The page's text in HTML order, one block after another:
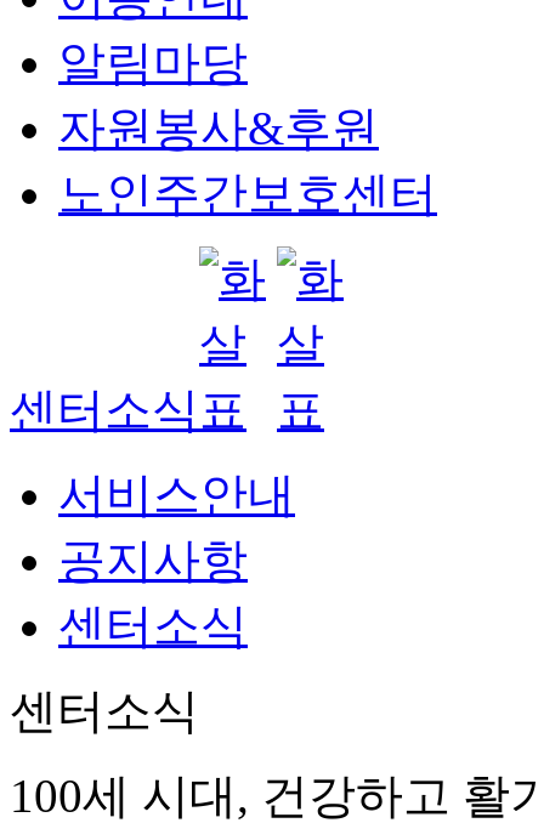
알림마당
자원봉사&후원
노인주간보호센터
센터소식
서비스안내
공지사항
센터소식
센터소식
100세 시대, 건강하고 활